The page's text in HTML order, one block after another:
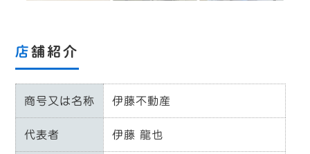
店舗紹介
商号又は名称 伊藤不動産
代表者 伊藤 龍也